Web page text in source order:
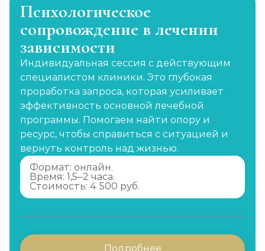
Психологическое
сопровождение в лечении
зависимости
Индивидуальная сессия с действующим
специалистом клиники. Это глубокая
проработка запроса, которая усиливает
эффективность основной лечебной
программы. Помогаем найти опору и
ресурс, чтобы справиться с ситуацией и
вернуть контроль над жизнью.
Формат: онлайн.
Время: 1,5–2 часа.
Стоимость: 4 500 руб.
Подробнее